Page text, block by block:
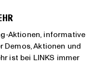
Aktionen, informative
Demos, Aktionen und
ist bei LINKS immer